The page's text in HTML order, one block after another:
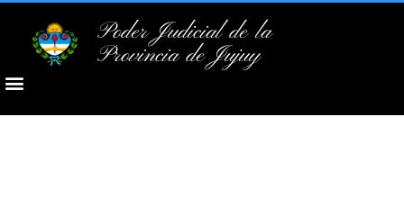
Poder Judicial de la
Provincia de Jujuy